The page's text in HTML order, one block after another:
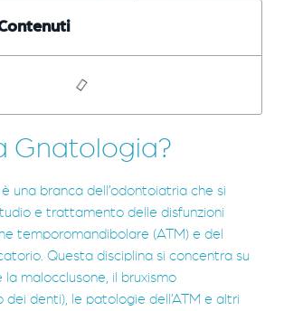
Gnatologia?
è una branca dell’odontoiatria che si
e trattamento delle disfunzioni
temporomandibolare (ATM) e del
Questa disciplina si concentra su
la malocclusone, il bruxismo
dei denti), le patologie dell’ATM e altri